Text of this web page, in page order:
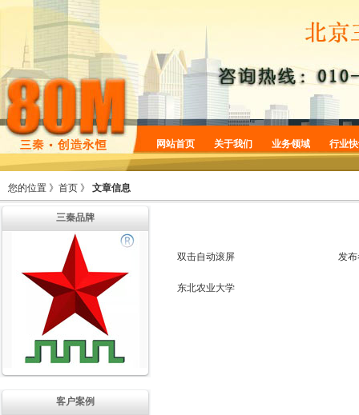
网站首页 关于我们
企业简介
业务领域
商标服务
行业
您的位置 》 首页 》 文章信息
三秦品牌
客户案例
双击自动滚屏 发布
东北农业大学